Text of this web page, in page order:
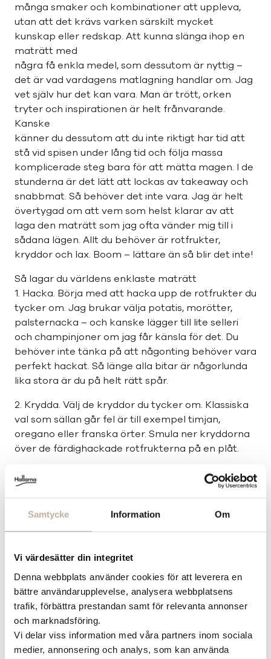
Samtycke Information Om
Vi värdesätter din integritet
Denna webbplats använder cookies för att leverera en
bättre användarupplevelse, analysera webbplatsens
trafik, förbättra prestandan samt för relevanta annonser
och marknadsföring.
Vi delar viss information med våra partners inom sociala
medier, annonsering och analys, som kan använda
många smaker och kombinationer att uppleva,
utan att det krävs varken särskilt mycket
kunskap eller redskap. Att kunna slänga ihop en
maträtt med
några få enkla medel, som dessutom är nyttig –
det är vad vardagens matlagning handlar om. Jag
vet själv hur det kan vara. Man är trött, orken
tryter och inspirationen är helt frånvarande.
Kanske
känner du dessutom att du inte riktigt har tid att
stå vid spisen under lång tid och följa massa
komplicerade steg bara för att mätta magen. I de
stunderna är det lätt att lockas av takeaway och
snabbmat. Så behöver det inte vara. Jag är helt
övertygad om att vem som helst klarar av att
laga den maträtt som jag ofta vänder mig till i
sådana lägen. Allt du behöver är rotfrukter,
kryddor och lax. Boom – lättare än så blir det inte!
Så lagar du världens enklaste maträtt
1. Hacka. Börja med att hacka upp de rotfrukter du
tycker om. Jag brukar välja potatis, morötter,
palsternacka – och kanske lägger till lite selleri
och champinjoner om jag får känsla för det. Du
behöver inte tänka på att någonting behöver vara
perfekt hackat. Så länge alla bitar är någorlunda
lika stora är du på helt rätt spår.
2. Krydda. Välj de kryddor du tycker om. Klassiska
val som sällan går fel är till exempel timjan,
oregano eller franska örter. Smula ner kryddorna
över de färdighackade rotfrukterna på en plåt.
3. 15 minuter ugn. Skjuts in i ugnen med alla
rotfrukter i 15 minuter på 200 grader.
4. Addera laxen. Under tiden rotfrukterna tillagas
alla laxbitar. Sedan låter du plåten gå in i ugnen i
5. Valfri topping. När allt är färdigt är det bara att
hugga in! Du kan välja att toppa med det du
känner för, antingen genom att ringla lite olivolja
eller en härlig kall vitlökssås. Eller så äter du
maten precis som den är. Garanterat gott